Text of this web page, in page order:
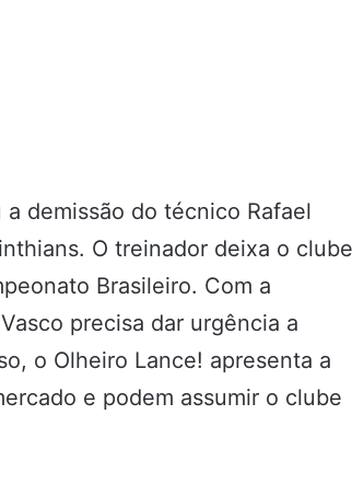
demissão do técnico Rafael
O treinador deixa o clube
Brasileiro. Com a
precisa dar urgência a
o Olheiro Lance! apresenta a
e podem assumir o clube